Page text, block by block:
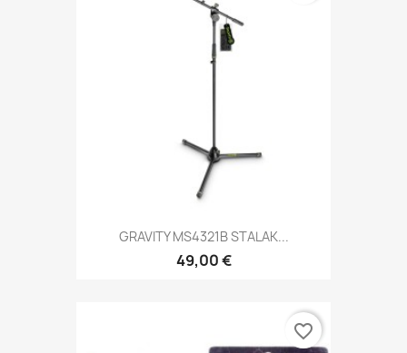
GRAVITY MS4321B STALAK...
49,00 €
favorite_border